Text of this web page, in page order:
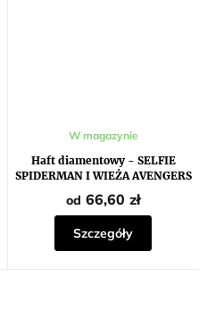
Haft diamentowy - SELFIE
SPIDERMAN I WIEŻA AVENGERS
W magazynie
od 66,60 zł
Szczegóły